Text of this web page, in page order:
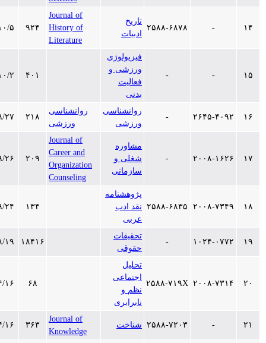
۲۵۸۸-۶۸۷۸
Journal of
History of
Literature
۹۲۴ ۱۳۹۷/۱۰/۵
فیزیولوژی
ورزشی و
۱۳۹۷/۱۰/۲
۲۶۴۵-۴۰۹۲ -
روانشناسی
روانشناسی
۲۱۸ ۱۳۹۷/۹/۲۷
۲۰۰۸-۱۶۲۶ -
شغلی و
سازمانی
Journal of
Career and
Organization
Counseling
۲۰۹ ۱۳۹۷/۹/۲۶
۲۰۰۸-۷۳۴۹ ۲۵۸۸-۶۸۳۵
پژوهشنامه
نقد ادب
۱۳۹۷/۹/۲۴
۱۰۲۴-۰۷۷۲ - ۱۳۹۷/۸/۱۹
۲۰۰۸-۷۳۱۴ ۲۵۸۸-۷۱۹X ۱۳۹۷/۴/۱۶
۲۵۸۸-۷۲۰۳ شناخت
Journal of
Knowledge
۳۶۳ ۱۳۹۷/۴/۱۶